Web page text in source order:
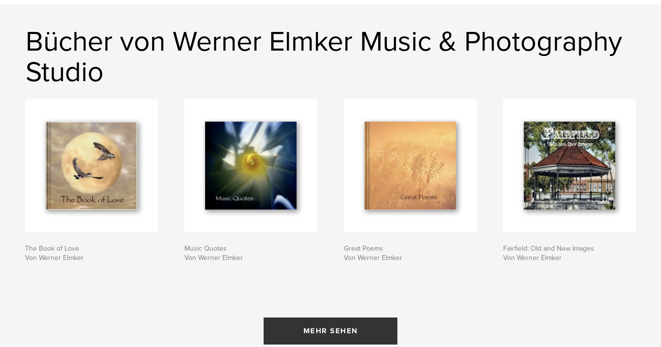
Bücher von Werner Elmker Music & Photography
Studio
The Book of Love
Von Werner Elmker
Music Quotes
Von Werner Elmker
Great Poems
Von Werner Elmker
Fairfield: Old and New Images
Von Werner Elmker
MEHR SEHEN